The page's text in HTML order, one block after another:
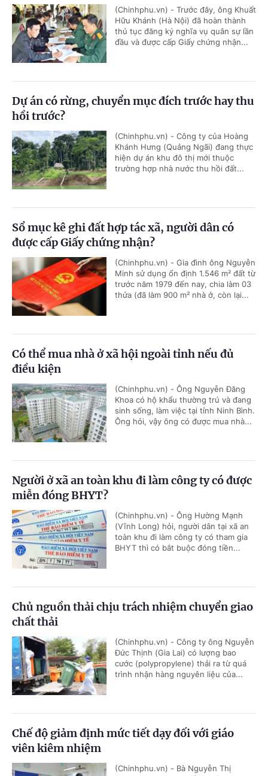
(Chinhphu.vn) - Trước đây, ông Khuất
Hữu Khánh (Hà Nội) đã hoàn thành
thủ tục đăng ký nghĩa vụ quân sự lần
đầu và được cấp Giấy chứng nhận...
Dự án có rừng, chuyển mục đích trước hay thu
hồi trước?
(Chinhphu.vn) - Công ty của Hoàng
Khánh Hưng (Quảng Ngãi) đang thực
hiện dự án khu đô thị mới thuộc
trường hợp nhà nước thu hồi đất...
Sổ mục kê ghi đất hợp tác xã, người dân có
được cấp Giấy chứng nhận?
(Chinhphu.vn) - Gia đình ông Nguyễn
Minh sử dụng ổn định 1.546 m² đất từ
trước năm 1979 đến nay, chia làm 03
thửa (đã làm 900 m² nhà ở, còn lại...
Có thể mua nhà ở xã hội ngoài tỉnh nếu đủ
điều kiện
(Chinhphu.vn) - Ông Nguyễn Đăng
Khoa có hộ khẩu thường trú và đang
sinh sống, làm việc tại tỉnh Ninh Bình.
Ông hỏi, vậy ông có được mua nhà...
Người ở xã an toàn khu đi làm công ty có được
miễn đóng BHYT?
(Chinhphu.vn) - Ông Hường Mạnh
(Vĩnh Long) hỏi, người dân tại xã an
toàn khu đi làm công ty có tham gia
BHYT thì có bắt buộc đóng tiền...
Chủ nguồn thải chịu trách nhiệm chuyển giao
chất thải
(Chinhphu.vn) - Công ty ông Nguyễn
Đức Thịnh (Gia Lai) có lượng bao
cước (polypropylene) thải ra từ quá
trình nhận hàng nguyên liệu của...
Chế độ giảm định mức tiết dạy đối với giáo
viên kiêm nhiệm
(Chinhphu.vn) - Bà Nguyễn Thị